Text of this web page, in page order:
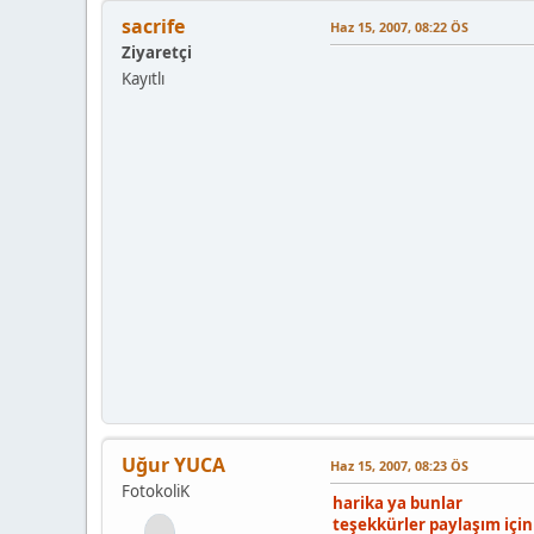
sacrife
Ziyaretçi
Kayıtlı
Haz 15, 2007, 08:22 ÖS
Uğur YUCA
FotokoliK
Haz 15, 2007, 08:23 ÖS
harika ya bunlar
teşekkürler paylaşım